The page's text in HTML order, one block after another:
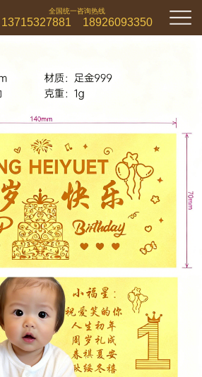
全国统一咨询热线
13715327881 18926093350